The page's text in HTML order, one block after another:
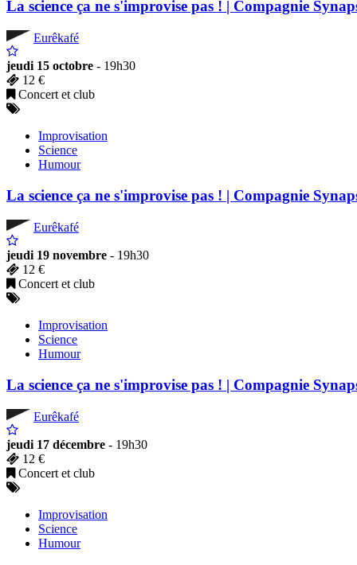
La science ça ne s'improvise pas ! | Compagnie
Eurêkafé
jeudi 15 octobre - 19h30
12 €
Concert et club
Improvisation
Science
Humour
La science ça ne s'improvise pas ! | Compagnie
Eurêkafé
jeudi 19 novembre - 19h30
12 €
Concert et club
Improvisation
Science
Humour
La science ça ne s'improvise pas ! | Compagnie
Eurêkafé
jeudi 17 décembre - 19h30
12 €
Concert et club
Improvisation
Science
Humour